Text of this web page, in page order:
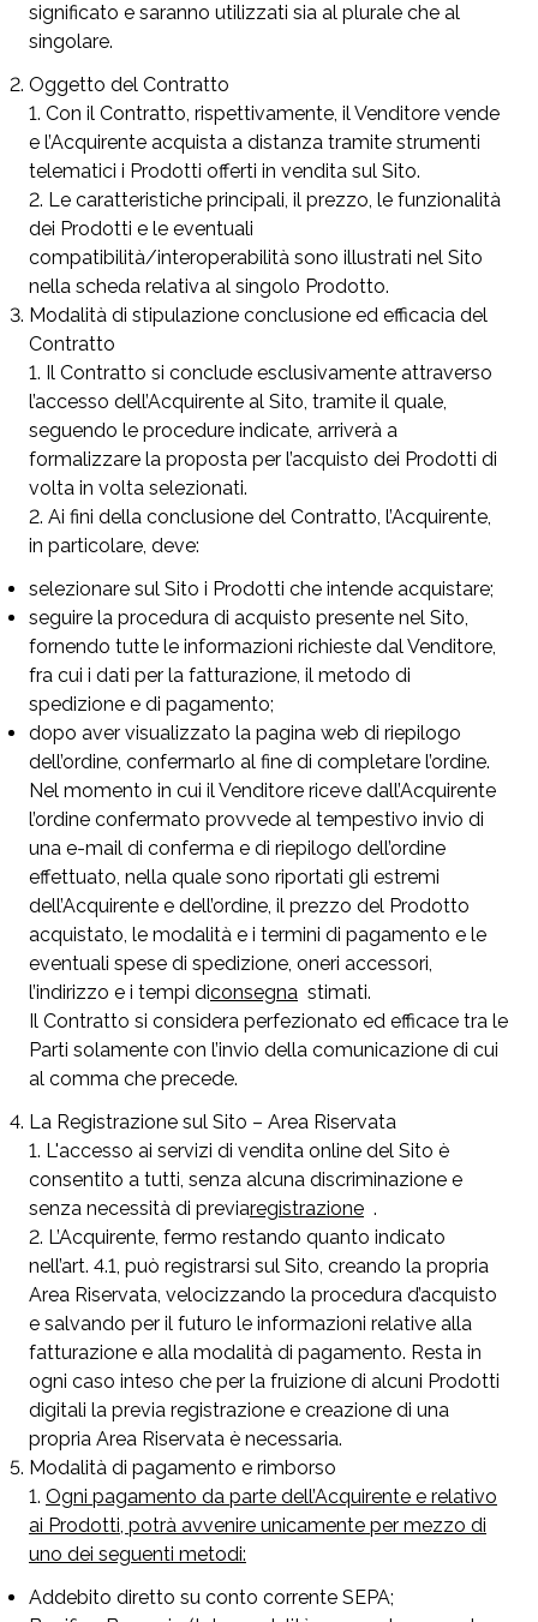
significato e saranno utilizzati sia al plurale che al
singolare.
Oggetto del Contratto
Con il Contratto, rispettivamente, il Venditore vende
e l’Acquirente acquista a distanza tramite strumenti
telematici i Prodotti offerti in vendita sul Sito.
Le caratteristiche principali, il prezzo, le funzionalità
dei Prodotti e le eventuali
compatibilità/interoperabilità sono illustrati nel Sito
nella scheda relativa al singolo Prodotto.
Modalità di stipulazione conclusione ed efficacia del
Contratto
Il Contratto si conclude esclusivamente attraverso
l’accesso dell’Acquirente al Sito, tramite il quale,
seguendo le procedure indicate, arriverà a
formalizzare la proposta per l’acquisto dei Prodotti di
volta in volta selezionati.
Ai fini della conclusione del Contratto, l’Acquirente,
in particolare, deve:
selezionare sul Sito i Prodotti che intende acquistare;
seguire la procedura di acquisto presente nel Sito,
fornendo tutte le informazioni richieste dal Venditore,
fra cui i dati per la fatturazione, il metodo di
spedizione e di pagamento;
dopo aver visualizzato la pagina web di riepilogo
dell’ordine, confermarlo al fine di completare l’ordine.
Nel momento in cui il Venditore riceve dall’Acquirente
l’ordine confermato provvede al tempestivo invio di
una e-mail di conferma e di riepilogo dell’ordine
effettuato, nella quale sono riportati gli estremi
dell’Acquirente e dell’ordine, il prezzo del Prodotto
acquistato, le modalità e i termini di pagamento e le
eventuali spese di spedizione, oneri accessori,
l’indirizzo e i tempi diconsegna stimati.
Il Contratto si considera perfezionato ed efficace tra le
Parti solamente con l’invio della comunicazione di cui
al comma che precede.
La Registrazione sul Sito – Area Riservata
L'accesso ai servizi di vendita online del Sito è
consentito a tutti, senza alcuna discriminazione e
senza necessità di previaregistrazione .
L’Acquirente, fermo restando quanto indicato
nell’art. 4.1, può registrarsi sul Sito, creando la propria
Area Riservata, velocizzando la procedura d’acquisto
e salvando per il futuro le informazioni relative alla
fatturazione e alla modalità di pagamento. Resta in
ogni caso inteso che per la fruizione di alcuni Prodotti
digitali la previa registrazione e creazione di una
propria Area Riservata è necessaria.
Modalità di pagamento e rimborso
Ogni pagamento da parte dell’Acquirente e relativo
ai Prodotti, potrà avvenire unicamente per mezzo di
uno dei seguenti metodi:
Addebito diretto su conto corrente SEPA;